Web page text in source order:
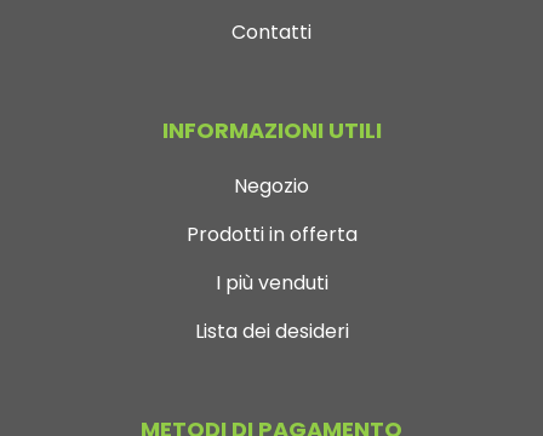
Contatti
INFORMAZIONI UTILI
Negozio
Prodotti in offerta
I più venduti
Lista dei desideri
METODI DI PAGAMENTO